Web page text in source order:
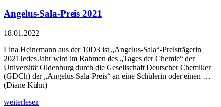
Angelus-Sala-Preis 2021
18.01.2022
Lina Heinemann aus der 10D3 ist „Angelus-Sala“-Preisträgerin
2021Jedes Jahr wird im Rahmen des „Tages der Chemie“ der
Universität Oldenburg durch die Gesellschaft Deutscher Chemiker
(GDCh) der „Angelus-Sala-Preis“ an eine Schülerin oder einen …
(Diane Kühn)
weiterlesen